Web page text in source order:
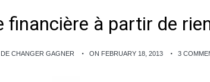
financière à partir de
CHANGER GAGNER ON FEBRUARY 18, 2013 3